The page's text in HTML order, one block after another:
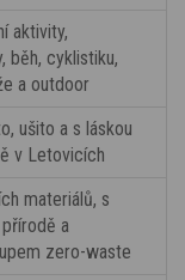
aktivity,
běh, cyklistiku,
a outdoor
ušito a s láskou
v Letovicích
materiálů, s
a
zero-waste